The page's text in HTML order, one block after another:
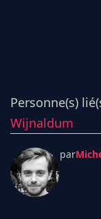
Personne(s)
Wijnaldum
par